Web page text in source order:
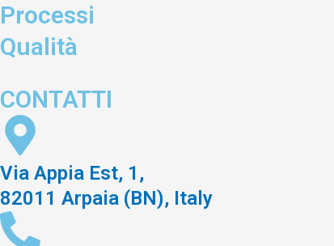
Processi
Qualità
CONTATTI
Via Appia Est, 1,
82011 Arpaia (BN), Italy